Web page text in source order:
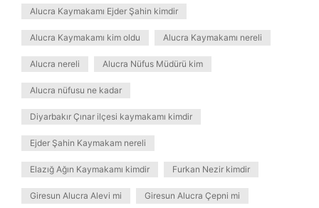
Alucra Kaymakamı Ejder Şahin kimdir
Alucra Kaymakamı kim oldu Alucra Kaymakamı nereli
Alucra nereli Alucra Nüfus Müdürü kim
Alucra nüfusu ne kadar
Diyarbakır Çınar ilçesi kaymakamı kimdir
Ejder Şahin Kaymakam nereli
Elazığ Ağın Kaymakamı kimdir Furkan Nezir kimdir
Giresun Alucra Alevi mi Giresun Alucra Çepni mi